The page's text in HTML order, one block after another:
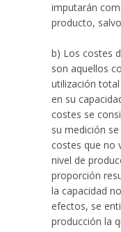
imputarán
producto,
b) Los costes
son aquellos
utilización
en su
costes se
su medición
costes que no
nivel de
proporción
la capacidad
efectos, se
producción la